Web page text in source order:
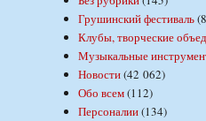
Грушинский фестиваль
Клубы, творческие
Музыкальные
Новости(42 062)
Обо всем(112)
Персоналии(134)